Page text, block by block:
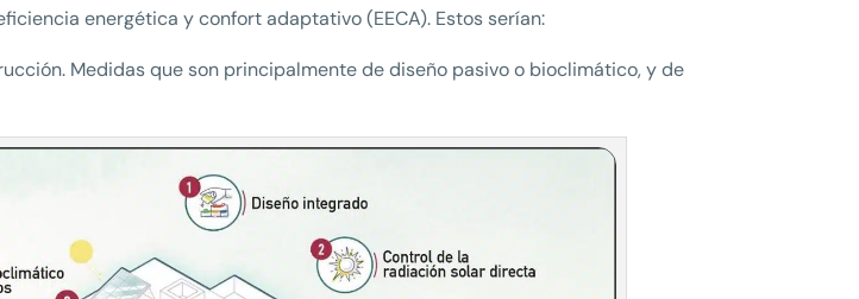
energética y confort adaptativo (EECA). Estos serían:
Medidas que son principalmente de diseño pasivo o bioclimático, y de